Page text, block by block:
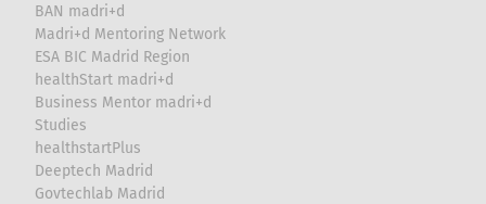
BAN madri+d
Madri+d Mentoring Network
ESA BIC Madrid Region
healthStart madri+d
Business Mentor madri+d
Studies
healthstartPlus
Deeptech Madrid
Govtechlab Madrid